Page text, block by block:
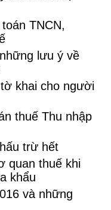
TNCN,
lưu ý về
khai cho người
thuế Thu nhập
trừ hết
quan thuế khi
khẩu
và những